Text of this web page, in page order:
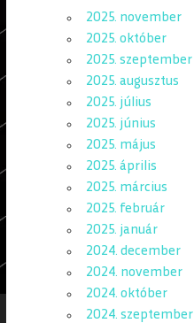
2025. november
2025. október
2025. szeptember
2025. augusztus
2025. július
2025. június
2025. május
2025. április
2025. március
2025. február
2025. január
2024. december
2024. november
2024. október
2024. szeptember